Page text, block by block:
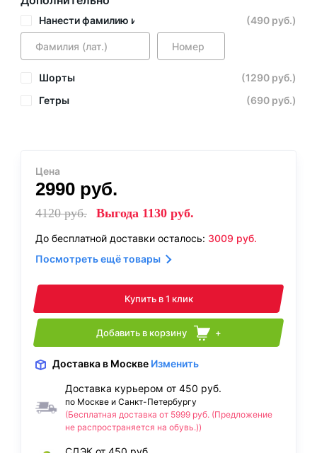
Нанести фамилию и номер (490 руб.)
Шорты
(1290 руб.)
Гетры
(690 руб.)
Цена
2990 руб.
4120руб. Выгода 1130 руб.
До бесплатной доставки осталось: 3009 руб.
Посмотреть ещё товары
Купить в 1 клик
Добавить в корзину +
Доставка в Москве Изменить
Доставка курьером от 450 руб.
по Москве и Санкт-Петербургу
(Бесплатная доставка от 5999 руб. (Предложение
не распространяется на обувь.))